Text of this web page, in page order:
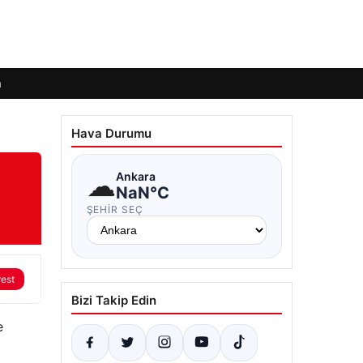
Hava Durumu
☁Ankara
NaN°C
ŞEHIR SEÇ
Bizi Takip Edin